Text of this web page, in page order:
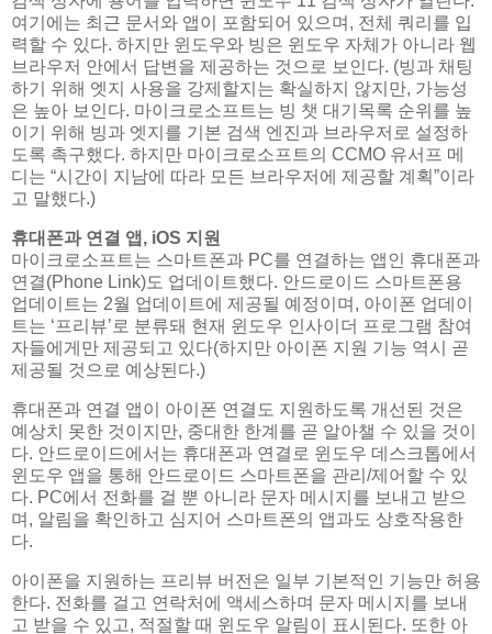
여기에는 최근 문서와 앱이 포함되어 있으며, 전체 쿼리를 입
력할 수 있다. 하지만 윈도우와 빙은 윈도우 자체가 아니라 웹
브라우저 안에서 답변을 제공하는 것으로 보인다. (빙과 채팅
하기 위해 엣지 사용을 강제할지는 확실하지 않지만, 가능성
은 높아 보인다. 마이크로소프트는 빙 챗 대기목록 순위를 높
이기 위해 빙과 엣지를 기본 검색 엔진과 브라우저로 설정하
도록 촉구했다. 하지만 마이크로소프트의 CCMO 유서프 메
디는 “시간이 지남에 따라 모든 브라우저에 제공할 계획”이라
고 말했다.)
휴대폰과 연결 앱, iOS 지원
마이크로소프트는 스마트폰과 PC를 연결하는 앱인 휴대폰과
연결(Phone Link)도 업데이트했다. 안드로이드 스마트폰용
업데이트는 2월 업데이트에 제공될 예정이며, 아이폰 업데이
트는 ‘프리뷰’로 분류돼 현재 윈도우 인사이더 프로그램 참여
자들에게만 제공되고 있다(하지만 아이폰 지원 기능 역시 곧
제공될 것으로 예상된다.)
휴대폰과 연결 앱이 아이폰 연결도 지원하도록 개선된 것은
예상치 못한 것이지만, 중대한 한계를 곧 알아챌 수 있을 것이
다. 안드로이드에서는 휴대폰과 연결로 윈도우 데스크톱에서
윈도우 앱을 통해 안드로이드 스마트폰을 관리/제어할 수 있
다. PC에서 전화를 걸 뿐 아니라 문자 메시지를 보내고 받으
며, 알림을 확인하고 심지어 스마트폰의 앱과도 상호작용한
다.
아이폰을 지원하는 프리뷰 버전은 일부 기본적인 기능만 허용
한다. 전화를 걸고 연락처에 액세스하며 문자 메시지를 보내
고 받을 수 있고, 적절할 때 윈도우 알림이 표시된다. 또한 아